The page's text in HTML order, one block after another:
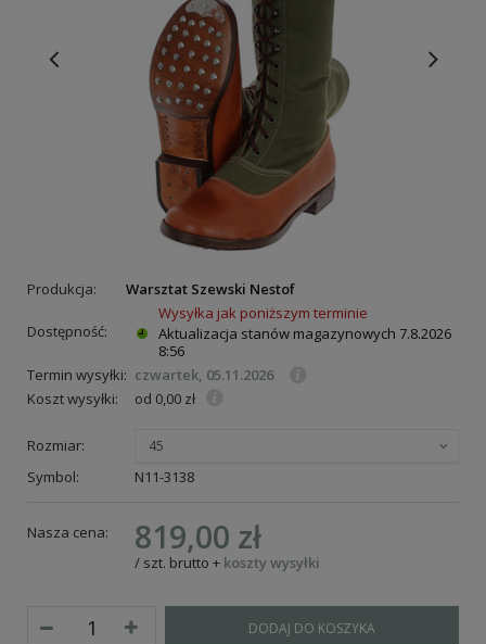
Produkcja: Warsztat Szewski Nestof
Dostępność:
Wysyłka jak poniższym terminie
Aktualizacja stanów magazynowych 7.8.2026
8:56
Termin wysyłki: czwartek, 05.11.2026
Koszt wysyłki:
od 0,00 zł
Rozmiar: 45
Symbol: N11-3138
Nasza cena: 819,00 zł
/ szt. brutto + koszty wysyłki
DODAJ DO KOSZYKA